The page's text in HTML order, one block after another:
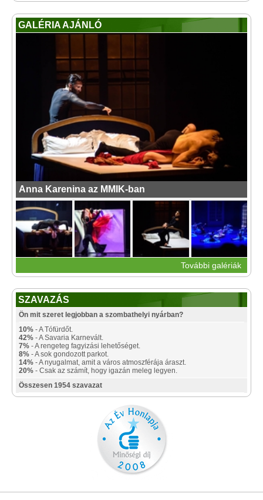
GALÉRIA AJÁNLÓ
Anna Karenina az MMIK-ban
További galériák
SZAVAZÁS
Ön mit szeret legjobban a szombathelyi nyárban?
10% - A Tófürdőt.
42% - A Savaria Karnevált.
7% - A rengeteg fagyizási lehetőséget.
8% - A sok gondozott parkot.
14% - A nyugalmat, amit a város atmoszférája áraszt.
20% - Csak az számít, hogy igazán meleg legyen.
Összesen 1954 szavazat